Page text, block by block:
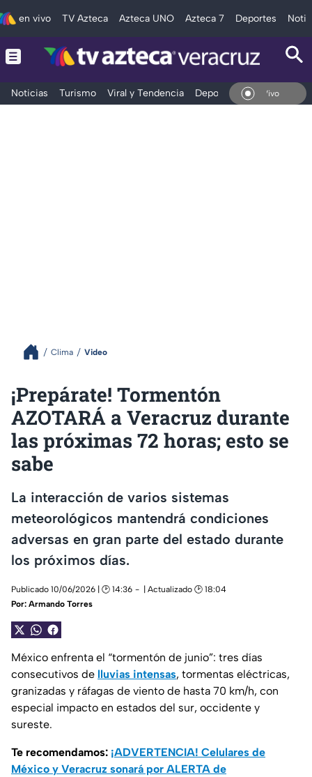
en vivo TV Azteca Azteca UNO Azteca 7 Deportes
Noticias Turismo Viral y Tendencia Deportes Espectáculos
En Vivo
Clima Video
¡Prepárate! Tormentón
AZOTARÁ a Veracruz durante
las próximas 72 horas; esto se
sabe
La interacción de varios sistemas
meteorológicos mantendrá condiciones
adversas en gran parte del estado durante
los próximos días.
Publicado 10/06/2026 | 🕑 14:36
| Actualizado 🕑 18:04
Por: Armando Torres
México enfrenta el “tormentón de junio”: tres días
consecutivos de lluvias intensas, tormentas eléctricas,
granizadas y ráfagas de viento de hasta 70 km/h, con
especial impacto en estados del sur, occidente y
sureste.
Te recomendamos: ¡ADVERTENCIA! Celulares de
México y Veracruz sonará por ALERTA de